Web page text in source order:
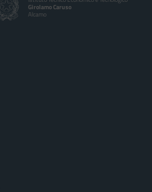
Girolamo Caruso
Alcamo